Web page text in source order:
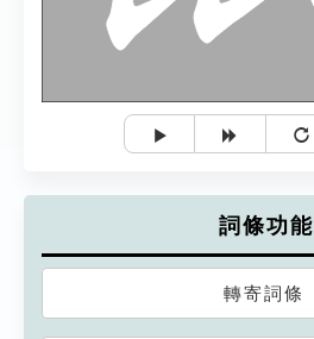
詞條功能
轉寄詞條